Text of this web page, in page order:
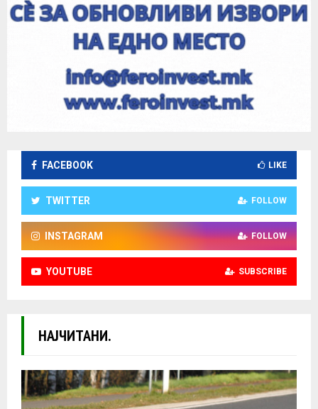
FACEBOOK LIKE
TWITTER FOLLOW
INSTAGRAM FOLLOW
YOUTUBE SUBSCRIBE
НАЈЧИТАНИ.